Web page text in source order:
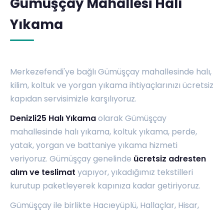
Yıkama
Merkezefendi'ye bağlı Gümüşçay mahallesinde halı,
kilim, koltuk ve yorgan yıkama ihtiyaçlarınızı ücretsiz
kapıdan servisimizle karşılıyoruz.
Denizli25 Halı Yıkamaolarak Gümüşçay
mahallesinde halı yıkama, koltuk yıkama, perde,
yatak, yorgan ve battaniye yıkama hizmeti
veriyoruz. Gümüşçay genelinde ücretsiz adresten
alım ve teslimat yapıyor, yıkadığımız tekstilleri
kurutup paketleyerek kapınıza kadar getiriyoruz.
Gümüşçay ile birlikte Hacıeyüplü, Hallaçlar, Hisar,